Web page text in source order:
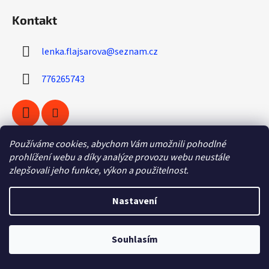
Používáme cookies, abychom Vám umožnili pohodlné
prohlížení webu a díky analýze provozu webu neustále
zlepšovali jeho funkce, výkon a použitelnost.
Nastavení
Souhlasím
v
p
i
s
u
Kontakt
lenka.flajsarova@seznam.cz
776265743
Informace pro vás
O nás
Odstoupení od smlouvy
Vratkový list (výměna zboží)
Reklamační protokol